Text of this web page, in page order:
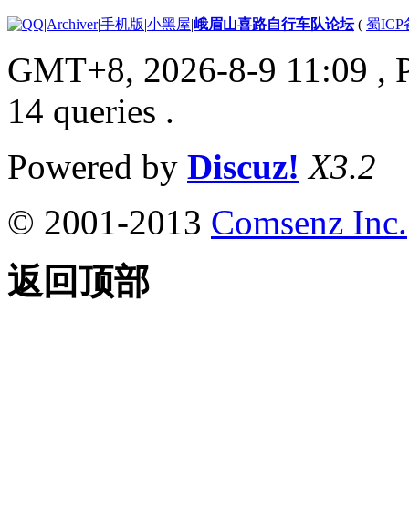
|Archiver|手机版|小黑屋|峨眉山喜路自行车队论坛( 蜀ICP
GMT+8, 2026-8-9 11:09 ,
14 queries .
Powered by Discuz! X3.2
© 2001-2013 Comsenz Inc.
返回顶部